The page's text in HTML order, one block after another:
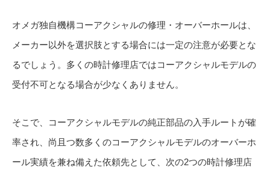
オメガ独自機構コーアクシャルの修理・オーバーホールは、
メーカー以外を選択肢とする場合には一定の注意が必要とな
るでしょう。多くの時計修理店ではコーアクシャルモデルの
受付不可となる場合が少なくありません。
そこで、コーアクシャルモデルの純正部品の入手ルートが確
率され、尚且つ数多くのコーアクシャルモデルのオーバーホ
ール実績を兼ね備えた依頼先として、次の2つの時計修理店